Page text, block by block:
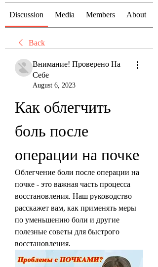
Discussion Media Members About
Back
Внимание! Проверено На
Себе
August 6, 2023
Как облегчить
боль после
операции на почке
Облегчение боли после операции на
почке - это важная часть процесса
восстановления. Наш руководство
расскажет вам, как применять меры
по уменьшению боли и другие
полезные советы для быстрого
восстановления.